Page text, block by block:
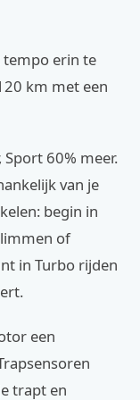
erin te
km met een
60% meer.
van je
begin in
of
in Turbo rijden
een
trapt en